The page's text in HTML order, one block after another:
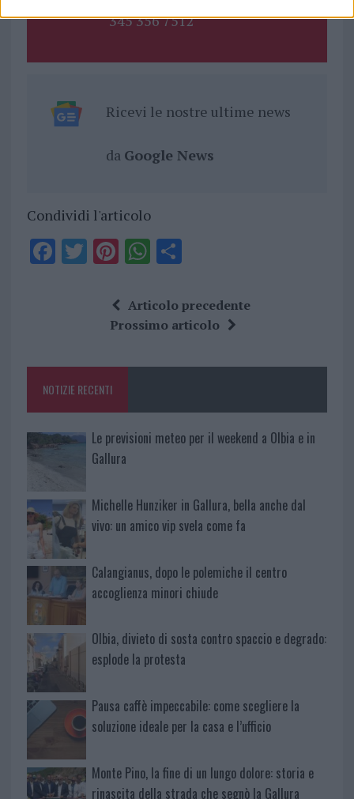
345 356 7512
Ricevi le nostre ultime news
da Google News
Condividi l'articolo
F
o
k
T Pi
te
re
W
at
s
p
S
a
re
Articolo precedente
Prossimo articolo
NOTIZIE RECENTI
Le previsioni meteo per il weekend a Olbia e in
Gallura
Michelle Hunziker in Gallura, bella anche dal
vivo: un amico vip svela come fa
Calangianus, dopo le polemiche il centro
accoglienza minori chiude
Olbia, divieto di sosta contro spaccio e degrado:
esplode la protesta
Pausa caffè impeccabile: come scegliere la
soluzione ideale per la casa e l’ufficio
Monte Pino, la fine di un lungo dolore: storia e
rinascita della strada che segnò la Gallura